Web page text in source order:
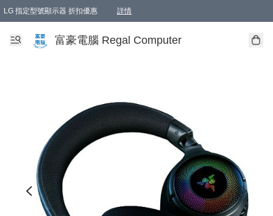
LG 指定型號顯示器 折扣優惠 詳情
富豪電腦 Regal Computer